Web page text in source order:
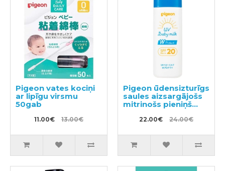
Pigeon vates kociņi
ar lipīgu virsmu
50gab
11.00€ 13.00€
Pigeon ūdensizturīgs
saules aizsargājošs
mitrinošs pieniņš
22.00€ 24.00€